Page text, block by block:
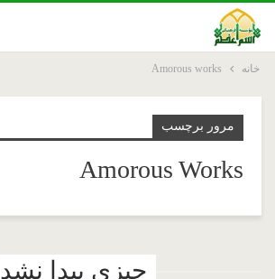
خانه Amorous works
مرور برچسب
Amorous Works
چیزی پیدا نشد